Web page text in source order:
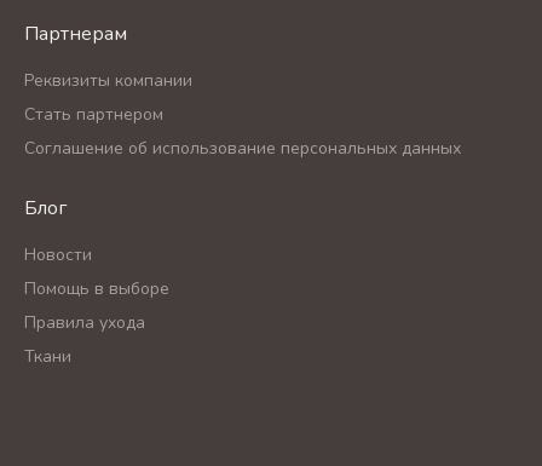
Партнерам
Реквизиты компании
Стать партнером
Соглашение об использование персональных данных
Блог
Новости
Помощь в выборе
Правила ухода
Ткани